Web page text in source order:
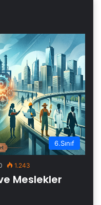
6.Sınıf
1.243
Meslekler